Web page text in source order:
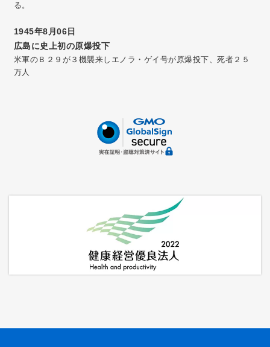
る。
1945年8月06日
広島に史上初の原爆投下
米軍のＢ２９が３機襲来しエノラ・ゲイ号が原爆投下、死者２５
万人